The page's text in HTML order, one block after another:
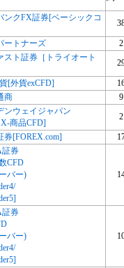
ンクFX証券[ベーシックコ
ートナーズ
2
スト証券［トライオート
[外貨exCFD]
商
9
ンウェイジャパン
商品CFD]
2
券[FOREX.com]
券
CFD
バー)
券
バー)